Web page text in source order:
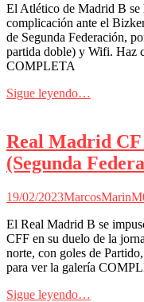
El Atlético de Madrid B se
complicación ante el
de Segunda Federación,
partida doble) y Wifi. Haz
COMPLETA
Sigue leyendo…
Real Madrid CF
(Segunda
19/02/2023MarcosMarinM
El Real Madrid B se
CFF en su duelo de la
norte, con goles de
para ver la galería
Sigue leyendo…